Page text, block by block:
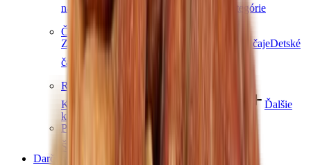
na espresso
Ďalšie kategórie
Čaje
Zelené čaje
Ovocné čajeDetské
čaje
Rastlinné nápoje
Kombucha
Ďalšie
kategórie
Prírodné vody a šťavy
Šťavy
Ďalšie kategórie
Darčeky